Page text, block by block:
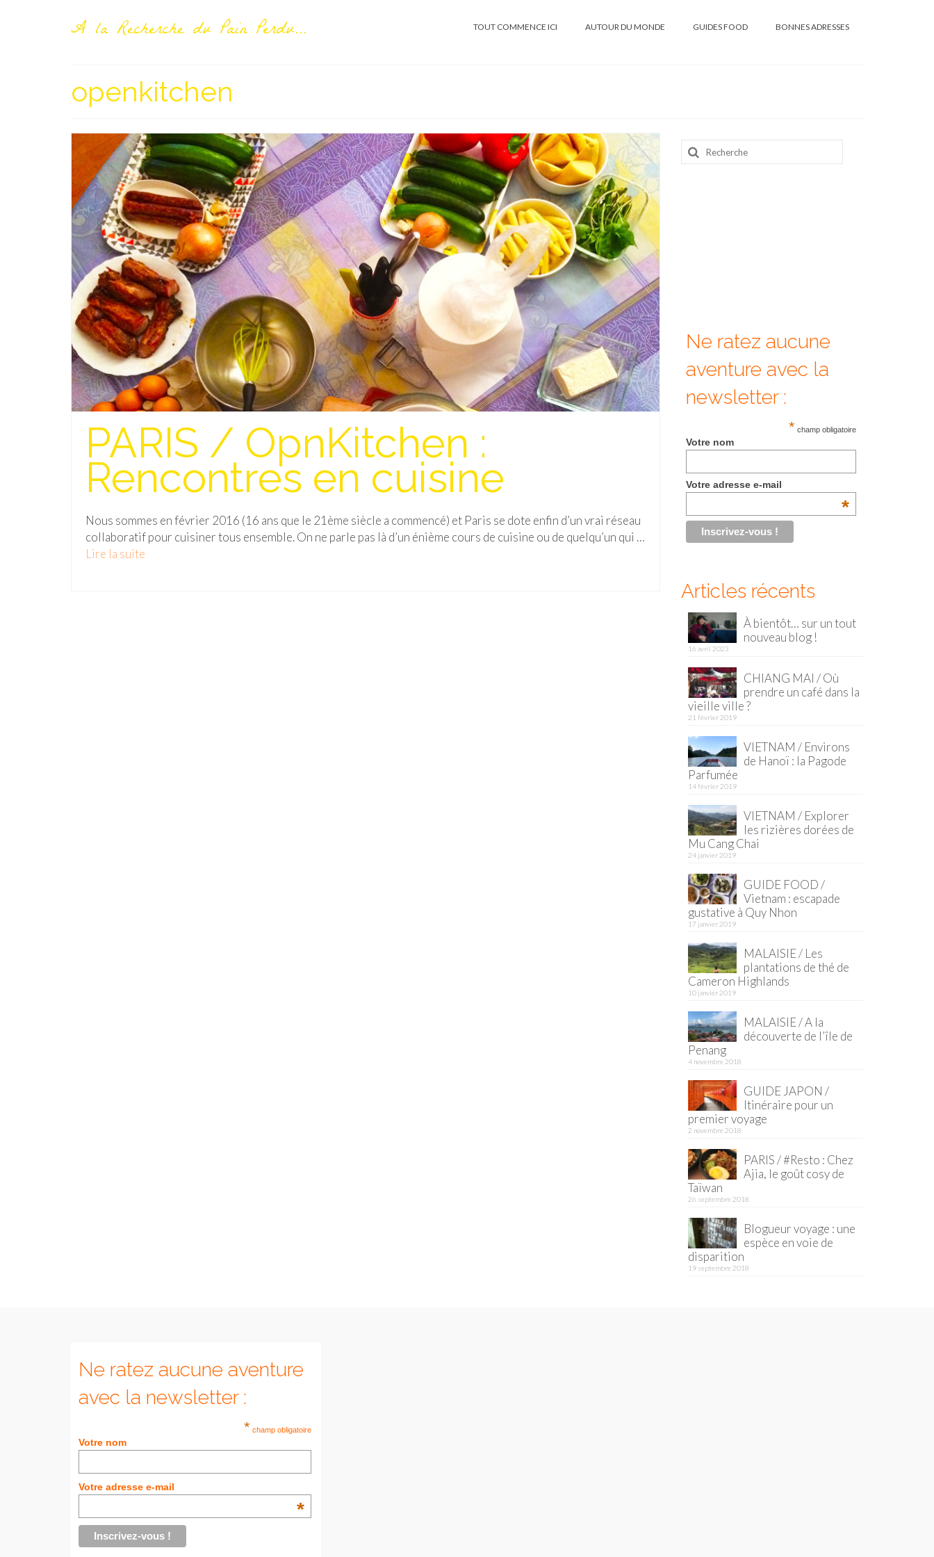
A la Recherche du Pain Perdu... TOUT COMMENCE ICI AUTOUR DU MONDE GUIDES FOOD BONNES ADRESSES
openkitchen
PARIS / OpnKitchen :
Rencontres en cuisine
Nous sommes en février 2016 (16 ans que le 21ème siècle a commencé) et Paris se dote enfin d’un vrai réseau
collaboratif pour cuisiner tous ensemble. On ne parle pas là d’un énième cours de cuisine ou de quelqu’un qui …
Lire la suite­­
Rechercher
:
Ne ratez aucune
aventure avec la
newsletter :
* champ obligatoire
Votre nom
Votre adresse e-mail
*
Articles récents
À bientôt… sur un tout
nouveau blog !
16 avril 2023
CHIANG MAI / Où
prendre un café dans la
vieille ville ?
21 février 2019
VIETNAM / Environs
de Hanoï : la Pagode
Parfumée
14 février 2019
VIETNAM / Explorer
les rizières dorées de
Mu Cang Chai
24 janvier 2019
GUIDE FOOD /
Vietnam : escapade
gustative à Quy Nhon
17 janvier 2019
MALAISIE / Les
plantations de thé de
Cameron Highlands
10 janvier 2019
MALAISIE / A la
découverte de l’île de
Penang
4 novembre 2018
GUIDE JAPON /
Itinéraire pour un
premier voyage
2 novembre 2018
PARIS / #Resto : Chez
Ajia, le goût cosy de
Taïwan
26 septembre 2018
Blogueur voyage : une
espèce en voie de
disparition
19 septembre 2018
Ne ratez aucune aventure
avec la newsletter :
* champ obligatoire
Votre nom
Votre adresse e-mail
*